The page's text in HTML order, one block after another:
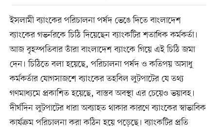
ইসলামী ব্যাংকের পরিচালনা পর্ষদ ভেঙে দিতে বাংলাদেশ
ব্যাংকের গভর্নরকে চিঠি দিয়েছেন ব্যাংকটির শতাধিক কর্মকর্তা।
আজ বৃহস্পতিবার তাঁরা বাংলাদেশ ব্যাংকে গিয়ে এই চিঠি জমা
দেন। চিঠিতে বলা হয়েছে, পরিচালনা পর্ষদ ও কতিপয় অসাধু
কর্মকর্তার যোগসাজশে ব্যাংকের তহবিল লুটপাটের যে তথ্য
গণমাধ্যমে প্রকাশিত হয়েছে, বাস্তব অবস্থা এর চেয়েও ভয়াবহ।
দীর্ঘদিন লুটপাটের ধারা অব্যাহত থাকার কারণে ব্যাংকের স্বাভাবিক
কার্যক্রম পরিচালনা করা কঠিন হয়ে পড়েছে। ব্যাংকটির প্রতি